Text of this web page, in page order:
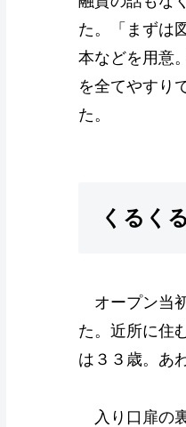
た。「まずは
本などを用意
を全てやすり
た。
くるく
オープン当
た。近所に住
は３３歳。あ
入り口扉の